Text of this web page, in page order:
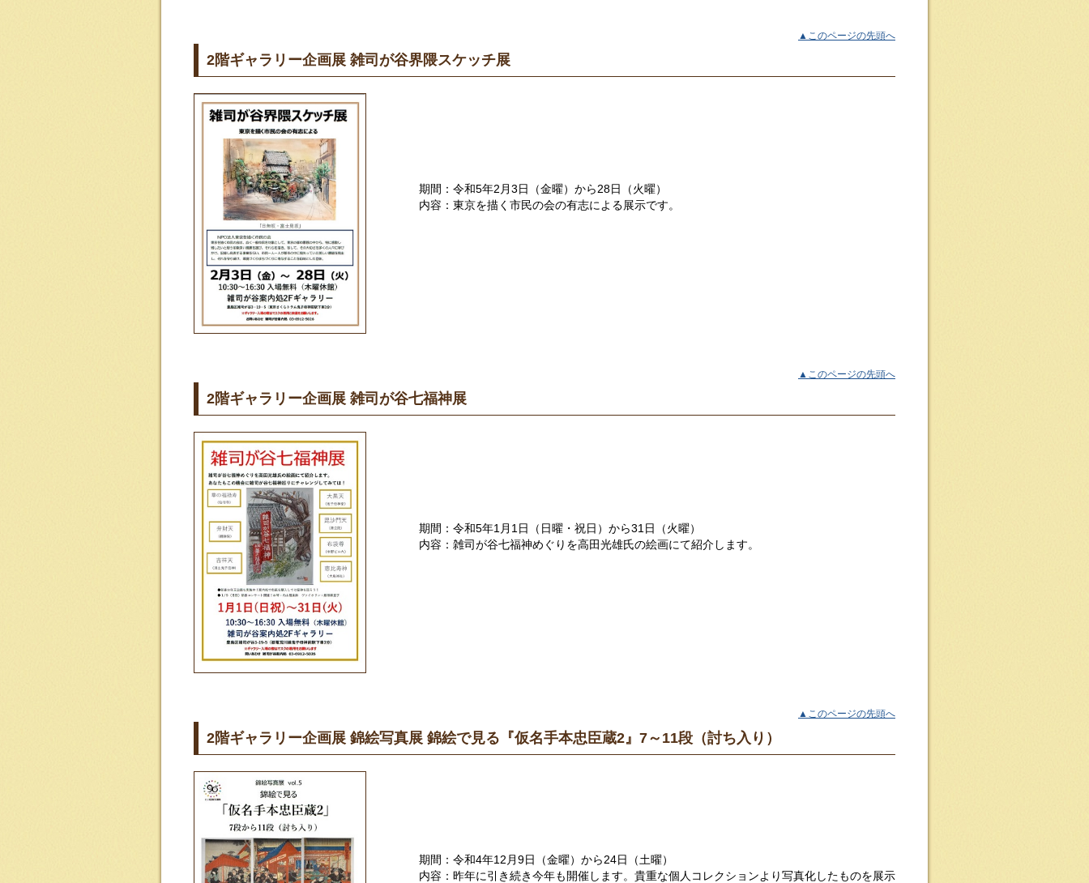
▲このページの先頭へ
2階ギャラリー企画展 雑司が谷界隈スケッチ展
期間：令和5年2月3日（金曜）から28日（火曜）
内容：東京を描く市民の会の有志による展示です。
▲このページの先頭へ
2階ギャラリー企画展 雑司が谷七福神展
期間：令和5年1月1日（日曜・祝日）から31日（火曜）
内容：雑司が谷七福神めぐりを高田光雄氏の絵画にて紹介します。
▲このページの先頭へ
2階ギャラリー企画展 錦絵写真展 錦絵で見る『仮名手本忠臣蔵2』7～11段（討ち入り）
期間：令和4年12月9日（金曜）から24日（土曜）
内容：昨年に引き続き今年も開催します。貴重な個人コレクションより写真化したものを展示